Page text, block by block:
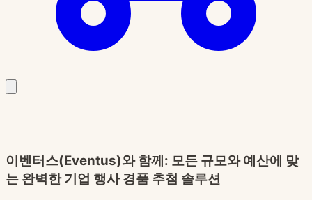
이벤터스(Eventus)와 함께: 모든 규모와 예산에 맞
는 완벽한 기업 행사 경품 추첨 솔루션